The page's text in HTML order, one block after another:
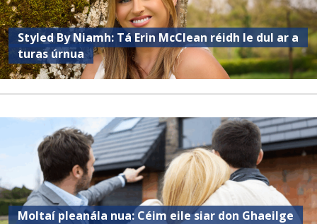
Styled By Niamh: Tá Erin McClean réidh le dul ar a
turas úrnua
Moltaí pleanála nua: Céim eile siar don Ghaeilge